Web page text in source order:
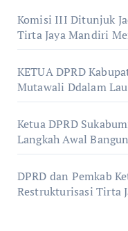
Komisi III Ditunjuk
Tirta Jaya Mandiri
KETUA DPRD
Mutawali Ddalam
Ketua DPRD
Langkah Awal
DPRD dan Pemkab
Restrukturisasi Tirta